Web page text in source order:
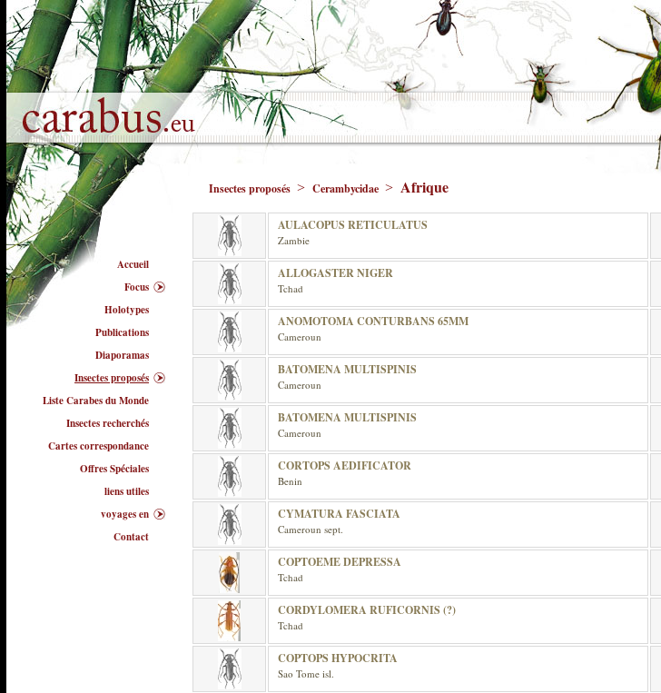
Accueil
Focus
Holotypes
Publications
Diaporamas
Insectes proposés
Liste Carabes du Monde
Insectes recherchés
Cartes correspondance
Offres Spéciales
liens utiles
voyages en
Contact
Insectes proposés > Cerambycidae > Afrique
AULACOPUS RETICULATUS
Zambie
ALLOGASTER NIGER
Tchad
ANOMOTOMA CONTURBANS 65MM
Cameroun
BATOMENA MULTISPINIS
Cameroun
BATOMENA MULTISPINIS
Cameroun
CORTOPS AEDIFICATOR
Benin
CYMATURA FASCIATA
Cameroun sept.
COPTOEME DEPRESSA
Tchad
CORDYLOMERA RUFICORNIS (?)
Tchad
COPTOPS HYPOCRITA
Sao Tome isl.